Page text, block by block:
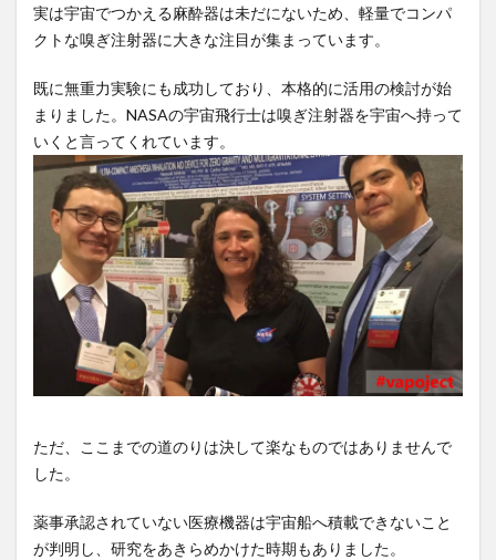
実は宇宙でつかえる麻酔器は未だにないため、軽量でコンパ
クトな嗅ぎ注射器に大きな注目が集まっています。
既に無重力実験にも成功しており、本格的に活用の検討が始
まりました。NASAの宇宙飛行士は嗅ぎ注射器を宇宙へ持って
いくと言ってくれています。
ただ、ここまでの道のりは決して楽なものではありませんで
した。
薬事承認されていない医療機器は宇宙船へ積載できないこと
が判明し、研究をあきらめかけた時期もありました。